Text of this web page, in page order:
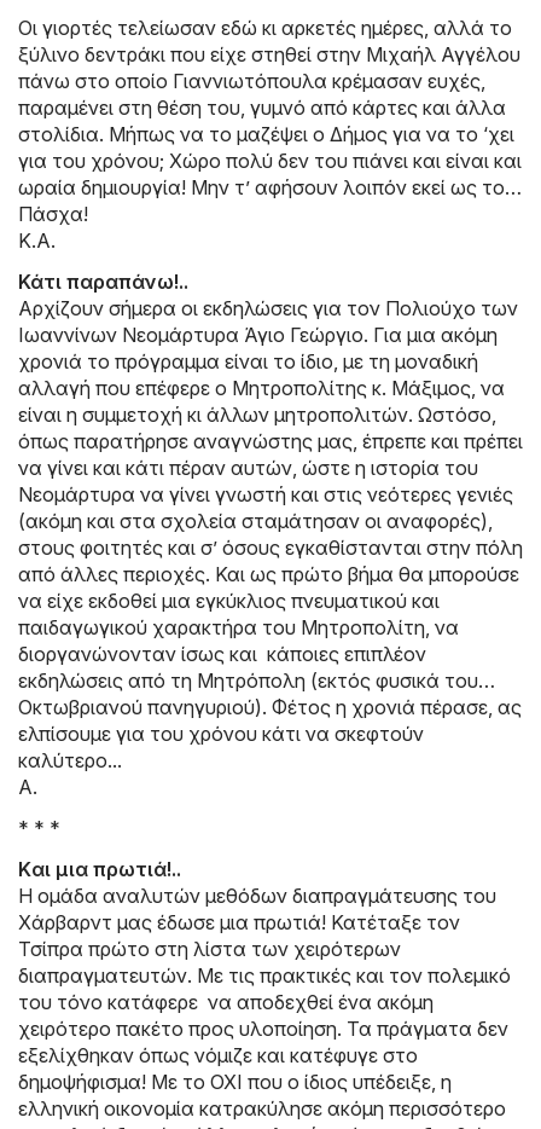
Οι γιορτές τελείωσαν εδώ κι αρκετές ημέρες, αλλά το
ξύλινο δεντράκι που είχε στηθεί στην Μιχαήλ Αγγέλου
πάνω στο οποίο Γιαννιωτόπουλα κρέμασαν ευχές,
παραμένει στη θέση του, γυμνό από κάρτες και άλλα
στολίδια. Μήπως να το μαζέψει ο Δήμος για να το ‘χει
για του χρόνου; Χώρο πολύ δεν του πιάνει και είναι και
ωραία δημιουργία! Μην τ’ αφήσουν λοιπόν εκεί ως το…
Πάσχα!
Κ.Α.
Κάτι παραπάνω!..
Αρχίζουν σήμερα οι εκδηλώσεις για τον Πολιούχο των
Ιωαννίνων Νεομάρτυρα Άγιο Γεώργιο. Για μια ακόμη
χρονιά το πρόγραμμα είναι το ίδιο, με τη μοναδική
αλλαγή που επέφερε ο Μητροπολίτης κ. Μάξιμος, να
είναι η συμμετοχή κι άλλων μητροπολιτών. Ωστόσο,
όπως παρατήρησε αναγνώστης μας, έπρεπε και πρέπει
να γίνει και κάτι πέραν αυτών, ώστε η ιστορία του
Νεομάρτυρα να γίνει γνωστή και στις νεότερες γενιές
(ακόμη και στα σχολεία σταμάτησαν οι αναφορές),
στους φοιτητές και σ’ όσους εγκαθίστανται στην πόλη
από άλλες περιοχές. Και ως πρώτο βήμα θα μπορούσε
να είχε εκδοθεί μια εγκύκλιος πνευματικού και
παιδαγωγικού χαρακτήρα του Μητροπολίτη, να
διοργανώνονταν ίσως και κάποιες επιπλέον
εκδηλώσεις από τη Μητρόπολη (εκτός φυσικά του…
Οκτωβριανού πανηγυριού). Φέτος η χρονιά πέρασε, ας
ελπίσουμε για του χρόνου κάτι να σκεφτούν
καλύτερο...
Α.
* * *
Kαι μια πρωτιά!..
Η ομάδα αναλυτών μεθόδων διαπραγμάτευσης του
Χάρβαρντ μας έδωσε μια πρωτιά! Κατέταξε τον
Τσίπρα πρώτο στη λίστα των χειρότερων
διαπραγματευτών. Με τις πρακτικές και τον πολεμικό
του τόνο κατάφερε να αποδεχθεί ένα ακόμη
χειρότερο πακέτο προς υλοποίηση. Τα πράγματα δεν
εξελίχθηκαν όπως νόμιζε και κατέφυγε στο
δημοψήφισμα! Με το ΟΧΙ που ο ίδιος υπέδειξε, η
ελληνική οικονομία κατρακύλησε ακόμη περισσότερο